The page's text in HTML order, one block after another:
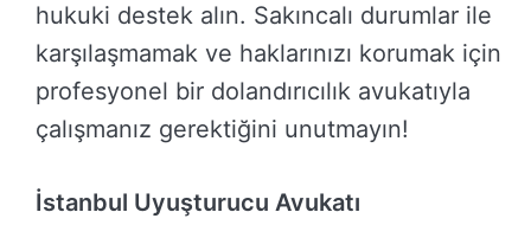
hukuki destek alın. Sakıncalı durumlar ile
karşılaşmamak ve haklarınızı korumak için
profesyonel bir dolandırıcılık avukatıyla
çalışmanız gerektiğini unutmayın!
İstanbul Uyuşturucu Avukatı